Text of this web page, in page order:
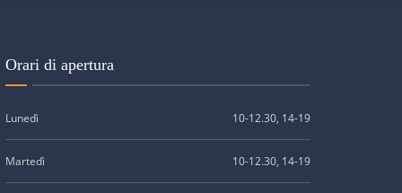
Orari di apertura
Lunedì 10-12.30, 14-19
Martedì 10-12.30, 14-19